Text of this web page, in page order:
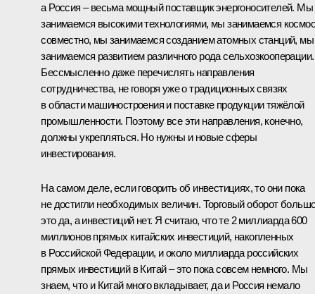
а Россия – весьма мощный поставщик энергоносителей. Мы
занимаемся высокими технологиями, мы занимаемся
совместно, мы занимаемся созданием атомных станций, мы
занимаемся развитием различного рода сельхозкооперации.
Бессмысленно даже перечислять направления
сотрудничества, не говоря уже о традиционных связях
в области машиностроения и поставке продукции тяжёлой
промышленности. Поэтому все эти направления, конечно,
должны укрепляться. Но нужны и новые сферы
инвестирования.
На самом деле, если говорить об инвестициях, то они пока
не достигли необходимых величин. Торговый оборот
это да, а инвестиций нет. Я считаю, что те 2 миллиарда 600
миллионов прямых китайских инвестиций, накопленных
в Российской Федерации, и около миллиарда российских
прямых инвестиций в Китай – это пока совсем немного. Мы
знаем, что и Китай много вкладывает, да и Россия немало